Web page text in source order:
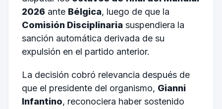
2026 ante Bélgica, luego de que la
Comisión Disciplinariasuspendiera la
sanción automática derivada de su
expulsión en el partido anterior.
La decisión cobró relevancia después de
que el presidente del organismo, Gianni
Infantino, reconociera haber sostenido